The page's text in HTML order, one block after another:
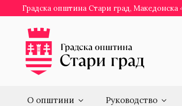
to
content
Градска општина Стари град, Македонска
О општини Руководство